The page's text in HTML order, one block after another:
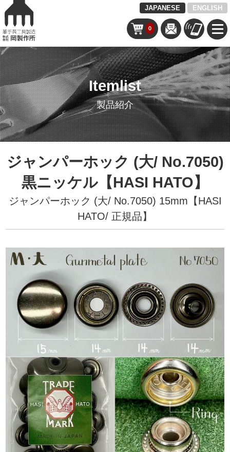
JAPANESE ENGLISH
0
Itemlist
製品紹介
ジャンパーホック (大/ No.7050)
黒ニッケル【HASI HATO】
ジャンパーホック (大/ No.7050) 15mm【HASI
HATO/ 正規品】